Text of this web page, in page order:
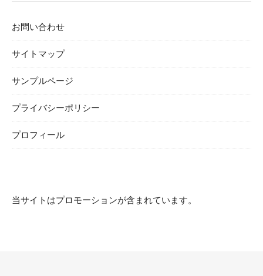
お問い合わせ
サイトマップ
サンプルページ
プライバシーポリシー
プロフィール
当サイトはプロモーションが含まれています。